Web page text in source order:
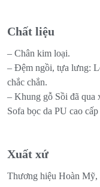
Chất liệu
– Chân kim loại.
– Đệm ngồi, tựa lưng:
chắc chắn.
– Khung gỗ Sồi đã qua
Sofa bọc da PU cao cấp
Xuất xứ
Thương hiệu Hoàn Mỹ,